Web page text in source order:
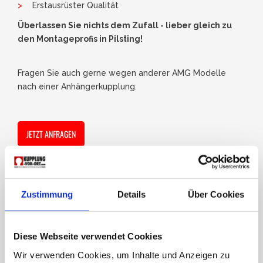
Zustimmung Details Über Cookies
Diese Webseite verwendet Cookies
Wir verwenden Cookies, um Inhalte und Anzeigen zu
Erstausrüster Qualität
Überlassen Sie nichts dem Zufall - lieber gleich zu
den Montageprofis in Pilsting!
Fragen Sie auch gerne wegen anderer AMG Modelle
nach einer Anhängerkupplung.
JETZT ANFRAGEN
Interesse?
Autobahn A92 und Bundesstraße B20.